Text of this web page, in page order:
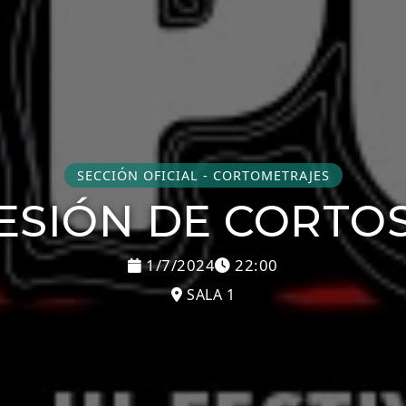
SECCIÓN OFICIAL - CORTOMETRAJES
DE
1/7/2024 22:00
SALA 1